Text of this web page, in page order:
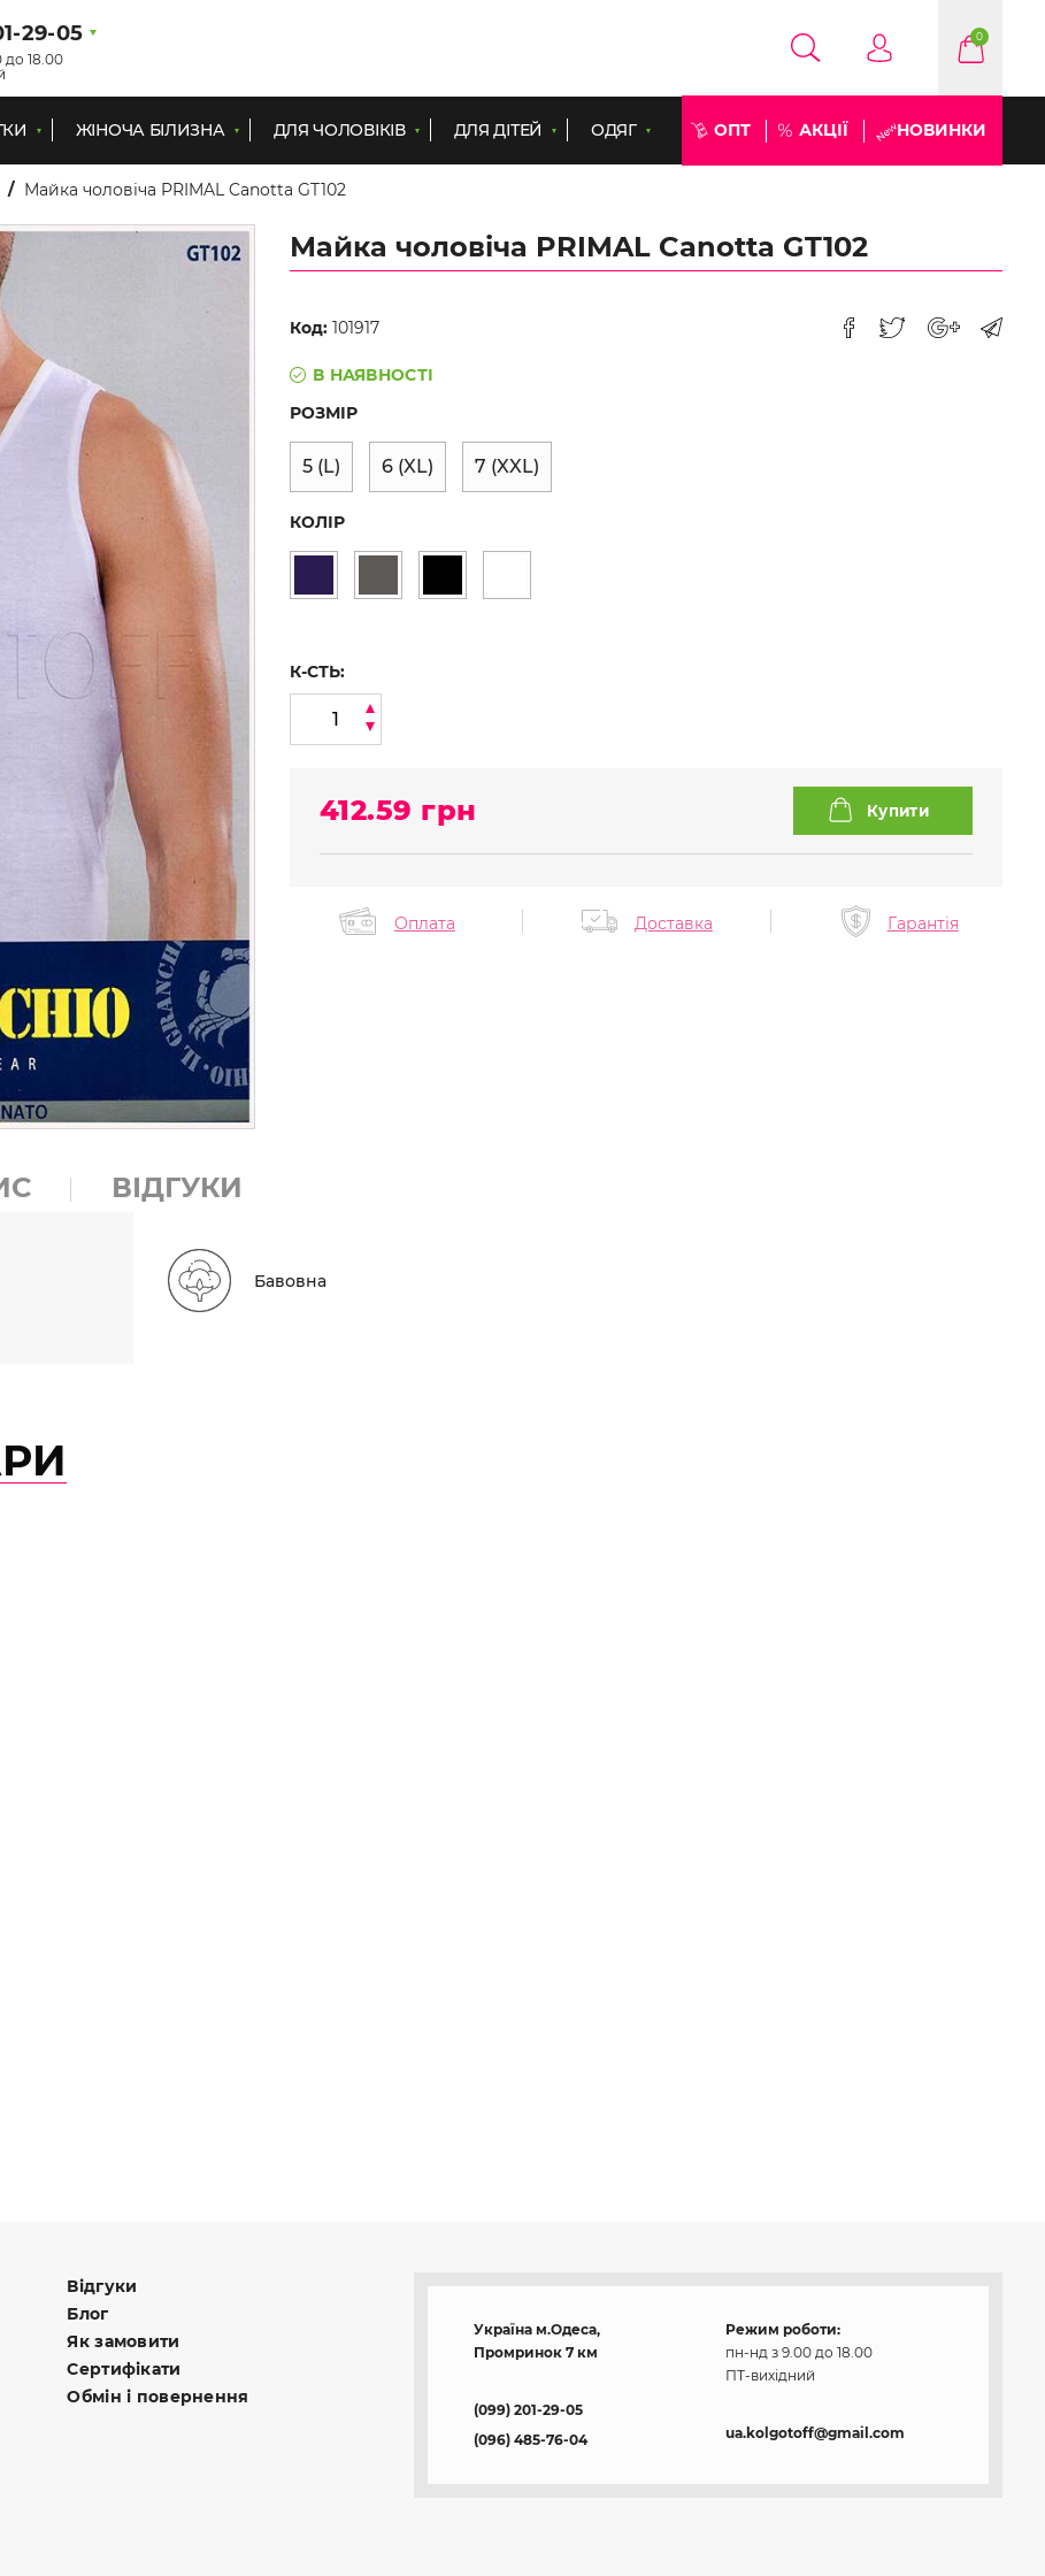
29-05
до 18.00
0
ЖІНОЧА БІЛИЗНА ДЛЯ ЧОЛОВІКІВ ДЛЯ ДІТЕЙ ОДЯГ ОПТ АКЦІЇ НОВИНКИ
Майка чоловіча PRIMAL Canotta GT102
Майка чоловіча PRIMAL Canotta GT102
Код: 101917
В НАЯВНОСТІ
РОЗМІР
5 (L) 6 (XL) 7 (XXL)
КОЛІР
К-СТЬ:
412.59 грн
Оплата Доставка Гарантія
ВІДГУКИ
Бавовна
Відгуки
Блог
Як замовити
Сертифікати
Обмін і повернення
Україна м.Одеса,
Промринок 7 км
(099) 201-29-05
(096) 485-76-04
Режим роботи:
пн-нд з 9.00 до 18.00
ПТ-вихідний
ua.kolgotoff@gmail.com